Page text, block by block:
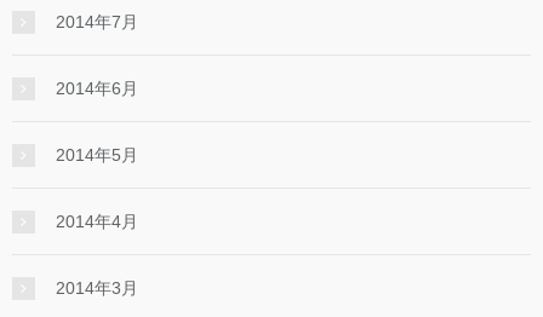
2014年7月
2014年6月
2014年5月
2014年4月
2014年3月